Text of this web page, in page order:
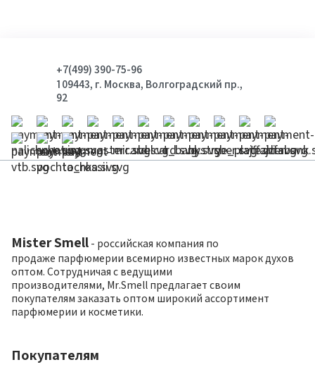
+7(499) 390-75-96
109443, г. Москва, Волгоградский пр.,
92
Mister Smell - российская компания по
продаже парфюмерии всемирно известных марок духов
оптом. Сотрудничая с ведущими
производителями, Mr.Smell предлагает своим
покупателям заказать оптом широкий ассортимент
парфюмерии и косметики.
Покупателям